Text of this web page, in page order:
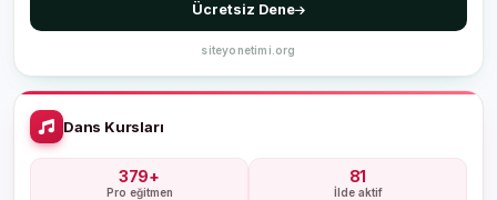
Ücretsiz Dene
siteyonetimi.org
Dans Kursları
379+
Pro eğitmen
81
İlde aktif